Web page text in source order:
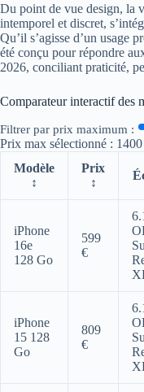
Du point de vue design, la
intemporel et discret,
Qu’il s’agisse d’un usage
été conçu pour répondre
2026, conciliant praticité,
Comparateur interactif des
Filtrer par prix maximum :
Prix max sélectionné :
Modèle
↕
Prix
↕
iPhone
16e
128 Go
599
€
iPhone
15 128
Go
809
€